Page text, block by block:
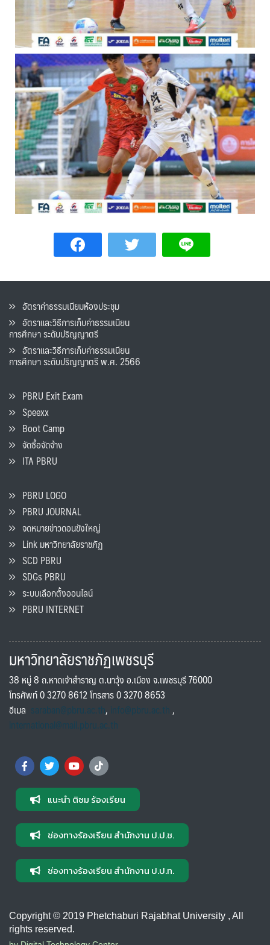
อัตราค่าธรรมเนียมห้องประชุม
อัตราและวิธีการเก็บค่าธรรมเนียน
การศึกษา ระดับปริญญาตรี
อัตราและวิธีการเก็บค่าธรรมเนียน
การศึกษา ระดับปริญญาตรี พ.ศ. 2566
PBRU Exit Exam
Speexx
Boot Camp
จัดซื้อจัดจ้าง
ITA PBRU
PBRU LOGO
PBRU JOURNAL
จดหมายข่าวดอนขังใหญ่
Link มหาวิทยาลัยราชภัฏ
SCD PBRU
SDGs PBRU
ระบบเลือกตั้งออนไลน์
PBRU INTERNET
มหาวิทยาลัยราชภัฏเพชรบุรี
38 หมู่ 8 ถ.หาดเจ้าสำราญ ต.นาวุ้ง อ.เมือง จ.เพชรบุรี 76000
โทรศัพท์ 0 3270 8612 โทรสาร 0 3270 8653
อีเมล saraban@pbru.ac.th, info@pbru.ac.th,
international@mail.pbru.ac.th
แนะนำ ติชม ร้องเรียน
ช่องทางร้องเรียน สำนักงาน ป.ป.ช.
ช่องทางร้องเรียน สำนักงาน ป.ป.ท.
Copyright © 2019 Phetchaburi Rajabhat University , All
rights reserved.